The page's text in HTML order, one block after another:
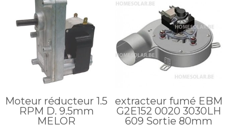
Moteur réducteur 1.5
RPM D. 9.5mm
MELOR
extracteur fumé EBM
G2E152 0020 3030LH
609 Sortie 80mm